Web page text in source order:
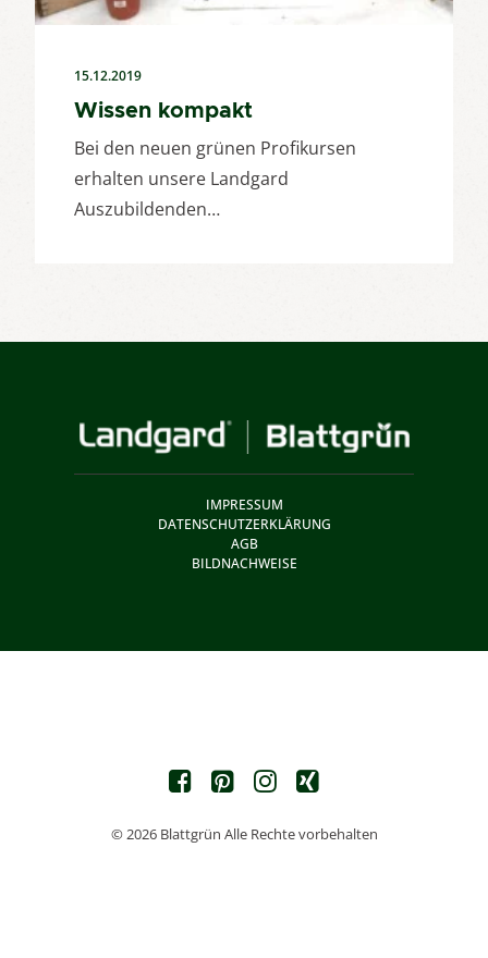
15.12.2019
Wissen kompakt
Bei den neuen grünen Profikursen
erhalten unsere Landgard
Auszubildenden…
IMPRESSUM
DATENSCHUTZERKLÄRUNG
AGB
BILDNACHWEISE
© 2026 Blattgrün Alle Rechte vorbehalten